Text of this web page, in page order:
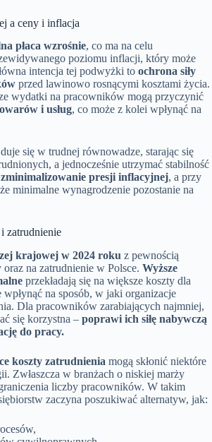
a ceny i inflacja
płaca wzrośnie, co ma na celu
poziomu inflacji, który może
intencja tej podwyżki to ochrona siły
przed lawinowo rosnącymi kosztami życia.
wydatki na pracowników mogą przyczynić
i usług, co może z kolei wpłynąć na
się w trudnej równowadze, starając się
a jednocześnie utrzymać stabilność
zminimalizowanie presji inflacyjnej, a przy
minimalne wynagrodzenie pozostanie na
zatrudnienie
krajowej w 2024 roku z pewnością
na zatrudnienie w Polsce. Wyższe
przekładają się na większe koszty dla
na sposób, w jaki organizacje
Dla pracowników zarabiających najmniej,
się korzystna – poprawi ich siłę nabywczą
do pracy.
koszty zatrudnienia mogą skłonić niektóre
Zwłaszcza w branżach o niskiej marży
liczby pracowników. W takim
zaczyna poszukiwać alternatyw, jak: